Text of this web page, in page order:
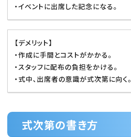
・イベントに出席した記念になる。
【デメリット】
・作成に手間とコストがかかる。
・スタッフに配布の負担をかける。
・式中、出席者の意識が式次第に向く。
式次第の書き方